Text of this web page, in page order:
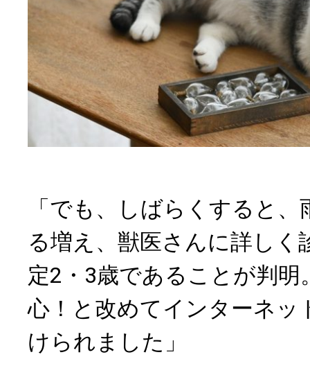
「でも、しばらくすると
る増え、獣医さんに詳しく
定2・3歳であることが判明
心！と改めてインターネッ
けられました」